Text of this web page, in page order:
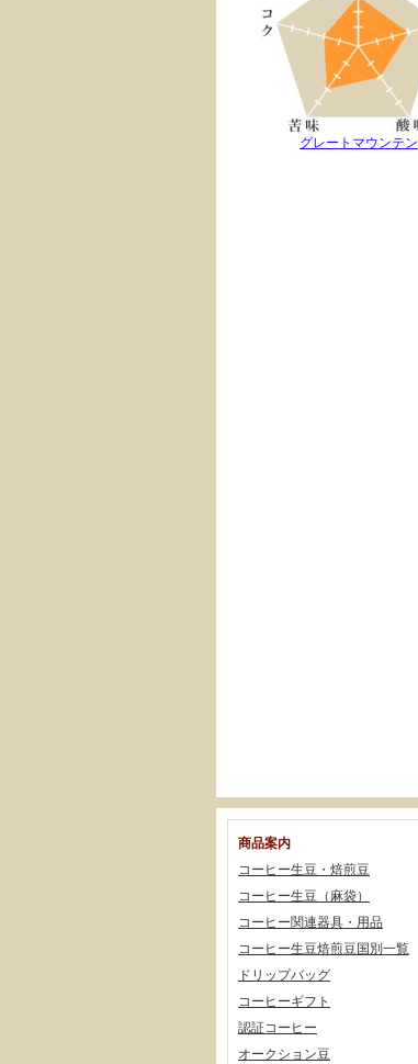
グレートマウンテン
商品案内
コーヒー生豆・焙煎豆
コーヒー生豆（麻袋）
コーヒー関連器具・用品
コーヒー生豆焙煎豆国別一覧
ドリップバッグ
コーヒーギフト
認証コーヒー
オークション豆